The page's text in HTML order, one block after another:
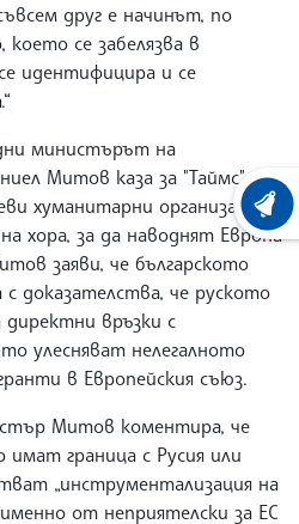
друг е начинът, по
се забелязва в
идентифицира и се
министърът на
Митов каза за "Таймс", че
хуманитарни организации
хора, за да наводнят Европа
заяви, че българското
доказателства, че руското
връзки с
улесняват нелегалното
в Европейския съюз.
Митов коментира, че
граница с Русия или
„инструментализация на
от неприятелски за ЕС